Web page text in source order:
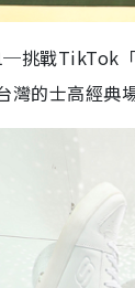
挑戰TikTok「
灣的士高經典